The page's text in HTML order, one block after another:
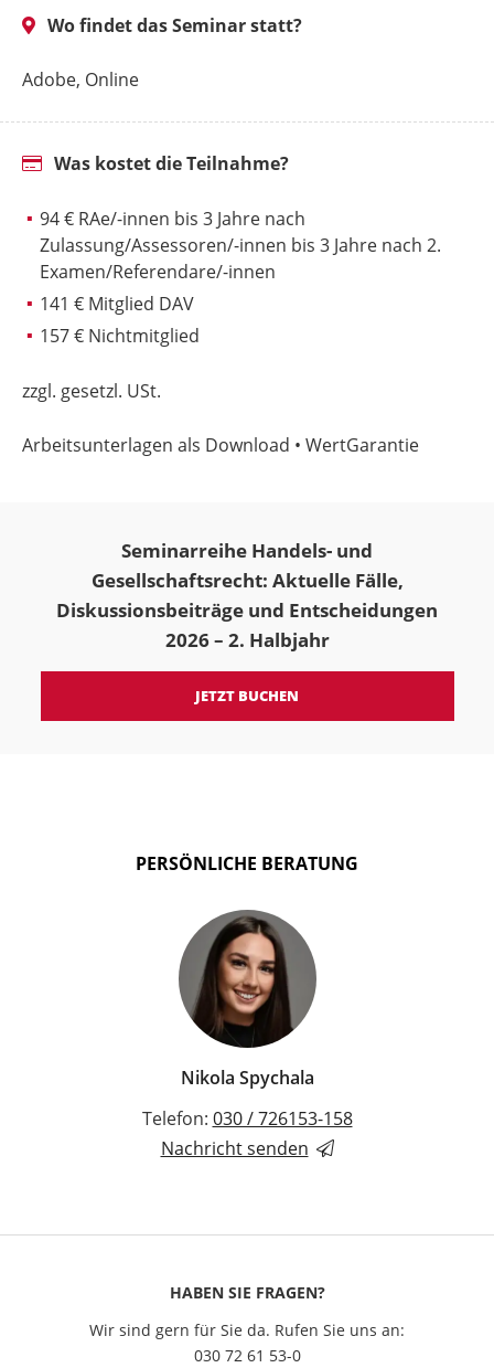
Wo findet das Seminar statt?
Adobe, Online
Was kostet die Teilnahme?
94 € RAe/-innen bis 3 Jahre nach
Zulassung/Assessoren/-innen bis 3 Jahre nach 2.
Examen/Referendare/-innen
141 € Mitglied DAV
157 € Nichtmitglied
zzgl. gesetzl. USt.
Arbeitsunterlagen als Download • WertGarantie
Seminarreihe Handels- und
Gesellschaftsrecht: Aktuelle Fälle,
Diskussionsbeiträge und Entscheidungen
2026 – 2. Halbjahr
JETZT BUCHEN
PERSÖNLICHE BERATUNG
Nikola Spychala
Telefon: 030 / 726153-158
Nachricht senden
HABEN SIE FRAGEN?
Wir sind gern für Sie da. Rufen Sie uns an:
030 72 61 53-0